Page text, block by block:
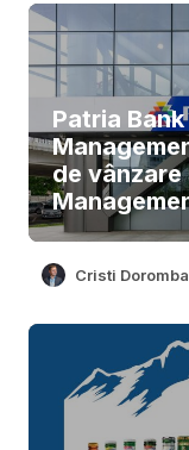
Patria
de vânzare
Cristi